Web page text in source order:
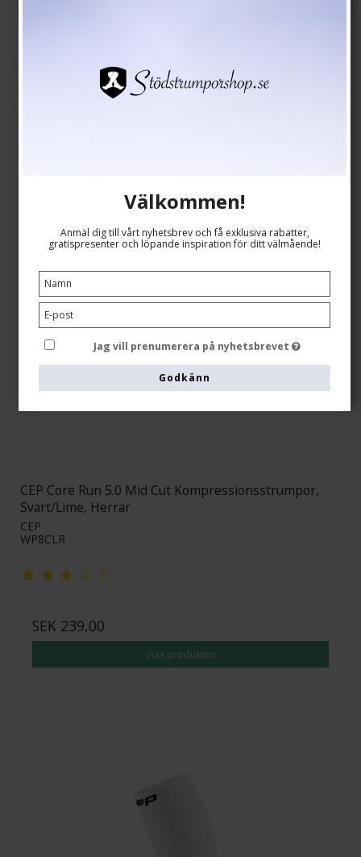
CEP Core Run 5.0 Mid Cut Kompressionsstrumpor,
Svart/Lime, Herrar
CEP
WP8CLR
SEK 239,00
Visa produkten
Välkommen!
Anmäl dig till vårt nyhetsbrev och få exklusiva rabatter,
gratispresenter och löpande inspiration för ditt välmående!
Jag vill prenumerera på nyhetsbrevet
Godkänn